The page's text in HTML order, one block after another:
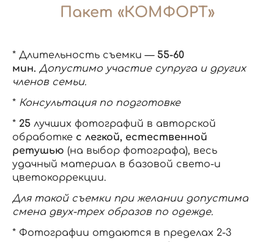
Пакет «КОМФОРТ»
* Длительность съемки — 55-60
мин. Допустимо участие супруга и других
членов семьи.
* Консультация по подготовке
* 25 лучших фотографий в авторской
обработке с легкой, естественной
ретушью (на выбор фотографа), весь
удачный материал в базовой свето-и
цветокоррекции.
Для такой съемки при желании допустима
смена двух-трех образов по одежде.
* Фотографии отдаются в пределах 2-3